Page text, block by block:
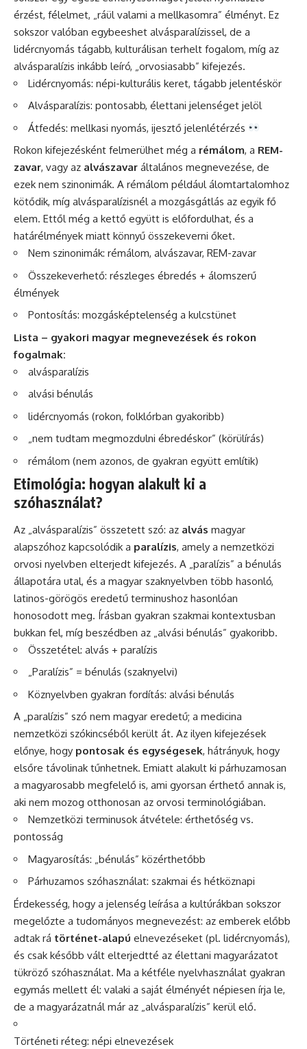
érzést, félelmet, „ráül valami a mellkasomra” élményt. Ez
sokszor valóban egybeeshet alvásparalízissel, de a
lidércnyomás tágabb, kulturálisan terhelt fogalom, míg az
alvásparalízis inkább leíró, „orvosiasabb” kifejezés.
Lidércnyomás: népi-kulturális keret, tágabb jelentéskör
Alvásparalízis: pontosabb, élettani jelenséget jelöl
Átfedés: mellkasi nyomás, ijesztő jelenlétérzés
Rokon kifejezésként felmerülhet még a rémálom, a REM-
zavar, vagy az alvászavar általános megnevezése, de
ezek nem szinonimák. A rémálom például álomtartalomhoz
kötődik, míg alvásparalízisnél a mozgásgátlás az egyik fő
elem. Ettől még a kettő együtt is előfordulhat, és a
határélmények miatt könnyű összekeverni őket.
Nem szinonimák: rémálom, alvászavar, REM-zavar
Összekeverhető: részleges ébredés + álomszerű
élmények
Pontosítás: mozgásképtelenség a kulcstünet
Lista – gyakori magyar megnevezések és rokon
fogalmak:
alvásparalízis
alvási bénulás
lidércnyomás (rokon, folklórban gyakoribb)
„nem tudtam megmozdulni ébredéskor” (körülírás)
rémálom (nem azonos, de gyakran együtt említik)
Etimológia: hogyan alakult ki a
szóhasználat?
Az „alvásparalízis” összetett szó: az alvás magyar
alapszóhoz kapcsolódik a paralízis, amely a nemzetközi
orvosi nyelvben elterjedt kifejezés. A „paralízis” a bénulás
állapotára utal, és a magyar szaknyelvben több hasonló,
latinos-görögös eredetű terminushoz hasonlóan
honosodott meg. Írásban gyakran szakmai kontextusban
bukkan fel, míg beszédben az „alvási bénulás” gyakoribb.
Összetétel: alvás + paralízis
„Paralízis” = bénulás (szaknyelvi)
Köznyelvben gyakran fordítás: alvási bénulás
A „paralízis” szó nem magyar eredetű; a medicina
nemzetközi szókincséből került át. Az ilyen kifejezések
előnye, hogy pontosak és egységesek, hátrányuk, hogy
elsőre távolinak tűnhetnek. Emiatt alakult ki párhuzamosan
a magyarosabb megfelelő is, ami gyorsan érthető annak is,
aki nem mozog otthonosan az orvosi terminológiában.
Nemzetközi terminusok átvétele: érthetőség vs.
pontosság
Magyarosítás: „bénulás” közérthetőbb
Párhuzamos szóhasználat: szakmai és hétköznapi
Érdekesség, hogy a jelenség leírása a kultúrákban sokszor
megelőzte a tudományos megnevezést: az emberek előbb
adtak rá történet-alapú elnevezéseket (pl. lidércnyomás),
és csak később vált elterjedtté az élettani magyarázatot
tükröző szóhasználat. Ma a kétféle nyelvhasználat gyakran
egymás mellett él: valaki a saját élményét népiesen írja le,
de a magyarázatnál már az „alvásparalízis” kerül elő.
Történeti réteg: népi elnevezések